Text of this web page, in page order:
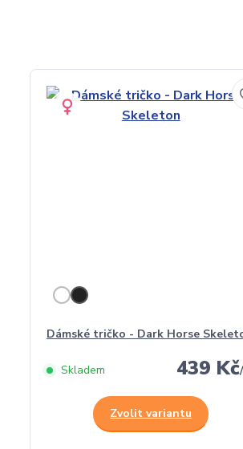
Dámské tričko - Dark Horse
439 Kč/
Skladem
Zvolit variantu